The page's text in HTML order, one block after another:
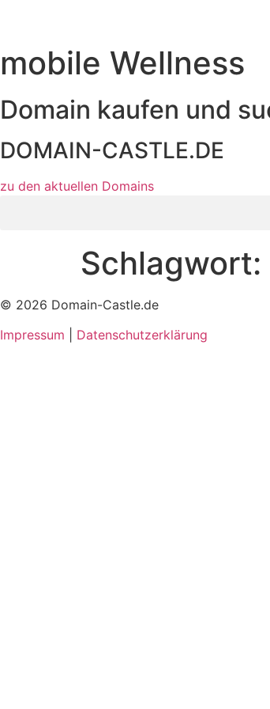
mobile Wellness
Domain kaufen und
DOMAIN-CASTLE.DE
zu den aktuellen Domains​
Schlagwort:
© 2026 Domain-Castle.de
Impressum
Datenschutzerklärung